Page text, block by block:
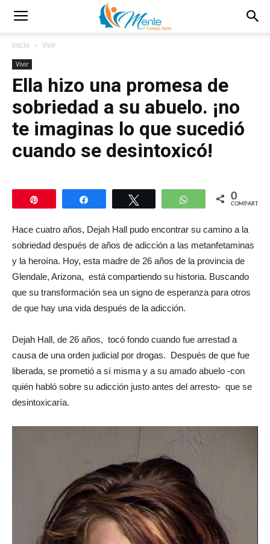
Inicio Vivir
Vivir
Ella hizo una promesa de
sobriedad a su abuelo. ¡no
te imaginas lo que sucedió
cuando se desintoxicó!
Compartir WhatsApp
0
COMPARTIR
Hace cuatro años, Dejah Hall pudo encontrar su camino a la
sobriedad después de años de adicción a las metanfetaminas
y la heroína. Hoy, esta madre de 26 años de la provincia de
Glendale, Arizona, está compartiendo su historia. Buscando
que su transformación sea un signo de esperanza para otros
de que hay una vida después de la adicción.
Dejah Hall, de 26 años, tocó fondo cuando fue arrestad a
causa de una orden judicial por drogas. Después de que fue
liberada, se prometió a sí misma y a su amado abuelo -con
quién habló sobre su adicción justo antes del arresto- que se
desintoxicaría.